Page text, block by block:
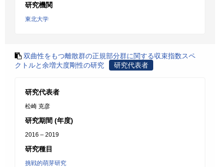
研究機関
東北大学
双曲性をもつ離散群の正規部分群に関する収束指数スペ
クトルと余増大度剛性の研究
研究代表者
研究代表者
松崎 克彦
研究期間 (年度)
2016 – 2019
研究種目
挑戦的萌芽研究